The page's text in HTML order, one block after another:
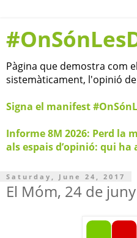
Pàgina que demostra com
sistemàticament, l'opinió
Signa el manifest
Informe 8M 2026: Perd la
als espais d’opinió: qui
Saturday, June 24, 2017
El Móm, 24 de